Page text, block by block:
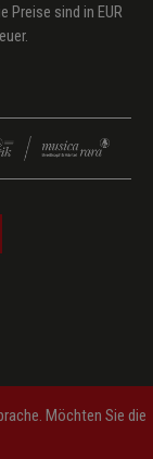
Preise sind in EUR
Möchten Sie die